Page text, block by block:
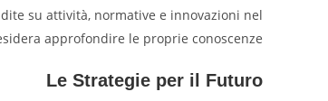
su attività, normative e innovazioni nel
approfondire le proprie conoscenze.
Le Strategie per il Futuro